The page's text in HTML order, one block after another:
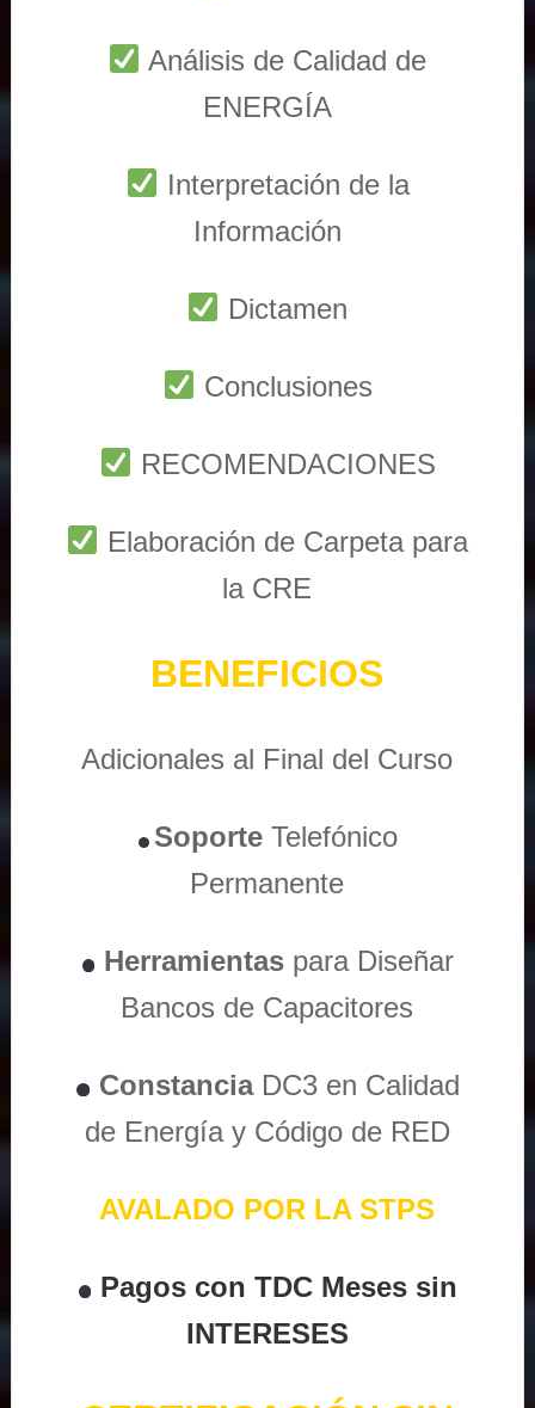
Análisis de Calidad de
ENERGÍA
Interpretación de la
Información
Dictamen
Conclusiones
RECOMENDACIONES
Elaboración de Carpeta para
la CRE
BENEFICIOS
Adicionales al Final del Curso
Soporte Telefónico
Permanente
Herramientas para Diseñar
Bancos de Capacitores
ConstanciaDC3 en Calidad
de Energía y Código de RED
AVALADO POR LA STPS
Pagos con TDC Meses sin
INTERESES